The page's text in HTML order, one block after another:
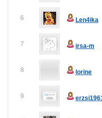
6 Len4ika
7 irsa-m
8 lorine
9